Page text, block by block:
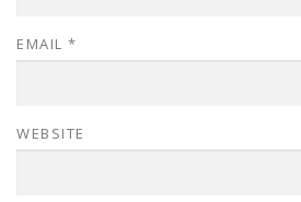
EMAIL *
WEBSITE